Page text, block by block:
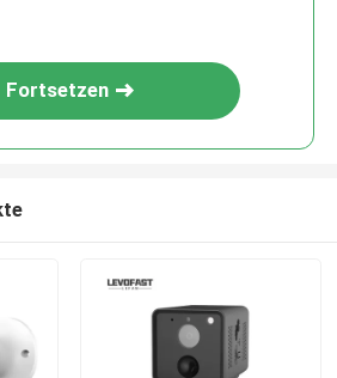
Fortsetzen